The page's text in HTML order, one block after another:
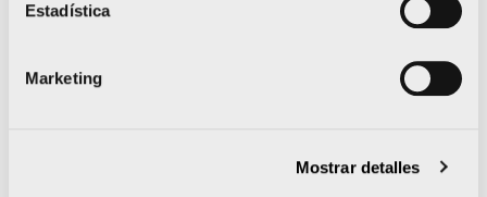
Estadística
Marketing
Mostrar detalles
voluntarios del Maratón Valencia Trinidad
reanimación cardiopulmonar (RCP) básica y
Hospital Vithas Valencia 9 de Octubre.